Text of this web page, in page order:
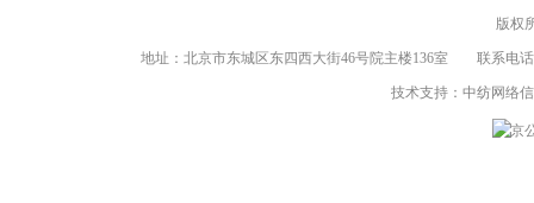
版权
地址：北京市东城区东四西大街46号院主楼136室 联系电
技术支持：中纺网络
京